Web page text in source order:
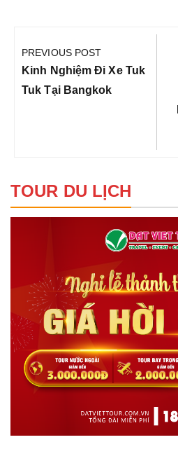
hướng
bài
viết
PREVIOUS POST
Previous
Post:
Kinh Nghiệm Đi Xe Tuk
Tuk Tại Bangkok
TOUR DU LỊCH